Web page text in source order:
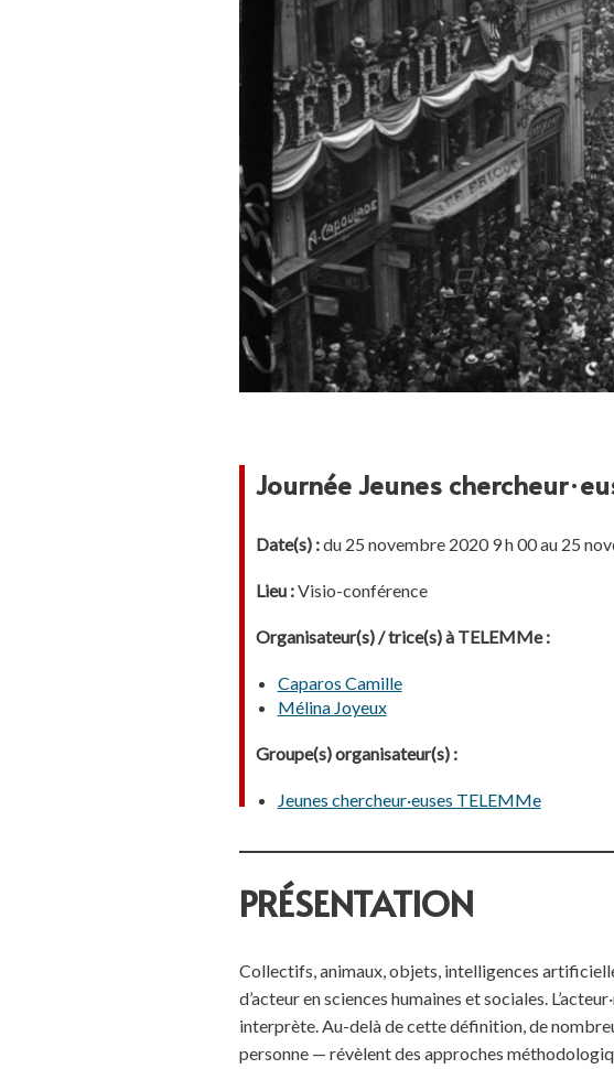
Journée Jeunes
Date(s) :du 25 novembre 2020 9 h 00 au 25
Lieu :Visio-conférence
Organisateur(s) / trice(s) à TELEMMe :
Caparos Camille
Mélina Joyeux
Groupe(s) organisateur(s) :
Jeunes chercheur·euses TELEMMe
PRÉSENTATION
Collectifs, animaux, objets, intelligences
d’acteur en sciences humaines et sociales.
interprète. Au-delà de cette définition, de
personne — révèlent des approches